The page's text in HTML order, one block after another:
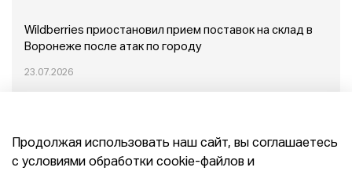
Wildberries приостановил прием поставок на склад в
Воронеже после атак по городу
23.07.2026
Продолжая использовать наш сайт, вы соглашаетесь
с условиями обработки cookie-файлов и